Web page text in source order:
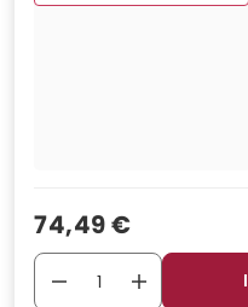
Verkaufspreis
74,49 €